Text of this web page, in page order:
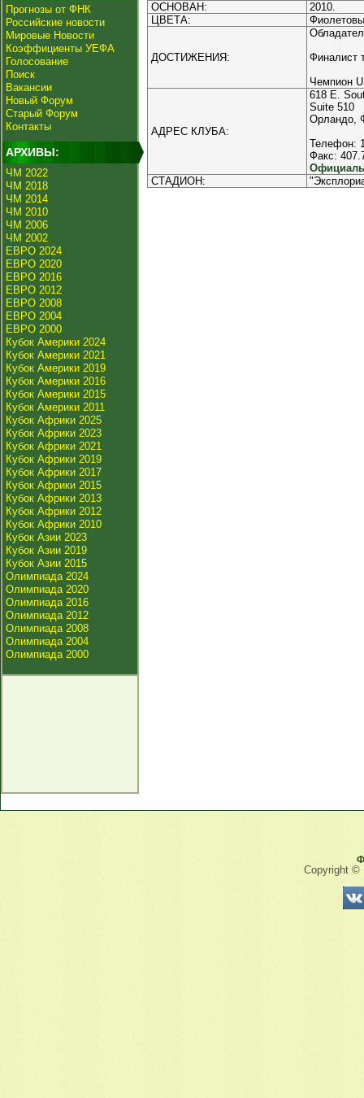
Прогнозы от ФНК
Российские новости
Мировые Новости
Коэффициенты УЕФА
Голосование
Поиск
Вакансии
Новый Форум
Старый Форум
Контакты
АРХИВЫ:
ЧМ 2022
ЧМ 2018
ЧМ 2014
ЧМ 2010
ЧМ 2006
ЧМ 2002
ЕВРО 2024
ЕВРО 2020
ЕВРО 2016
ЕВРО 2012
ЕВРО 2008
ЕВРО 2004
ЕВРО 2000
Кубок Америки 2024
Кубок Америки 2021
Кубок Америки 2019
Кубок Америки 2016
Кубок Америки 2015
Кубок Америки 2011
Кубок Африки 2025
Кубок Африки 2023
Кубок Африки 2021
Кубок Африки 2019
Кубок Африки 2017
Кубок Африки 2015
Кубок Африки 2013
Кубок Африки 2012
Кубок Африки 2010
Кубок Азии 2023
Кубок Азии 2019
Кубок Азии 2015
Олимпиада 2024
Олимпиада 2020
Олимпиада 2016
Олимпиада 2012
Олимпиада 2008
Олимпиада 2004
Олимпиада 2000
ОСНОВАН:
2010.
ЦВЕТА:
ДОСТИЖЕНИЯ:
Финалист
Чемпион
АДРЕС КЛУБА:
618 E.
Suite 510
Орландо,
Телефон:
Факс:
СТАДИОН:
Copyright ©